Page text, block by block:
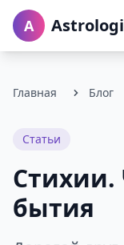
A
Главная Блог
Статьи
Стихии.
бытия